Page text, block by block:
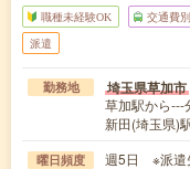
職種未経験OK 交通費
派遣
勤務地 埼玉県草加市
草加駅から---
新田(埼玉県)
曜日頻度 週5日 ※派遣